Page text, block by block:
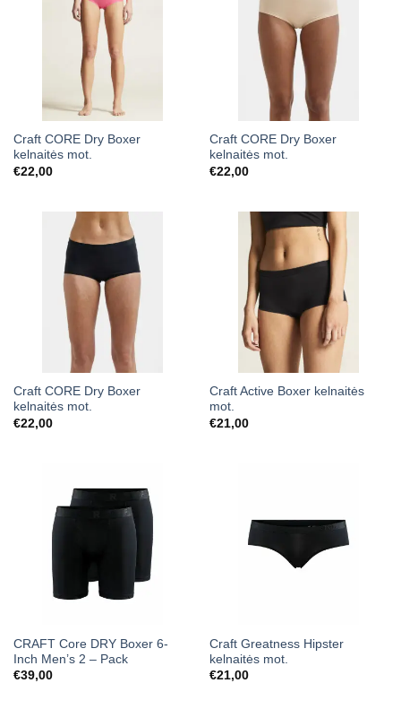
Craft CORE Dry Boxer
kelnaitės mot.
€22,00
Craft CORE Dry Boxer
kelnaitės mot.
€22,00
Craft CORE Dry Boxer
kelnaitės mot.
€22,00
Craft Active Boxer kelnaitės
mot.
€21,00
CRAFT Core DRY Boxer 6-
Inch Men’s 2 – Pack
€39,00
Craft Greatness Hipster
kelnaitės mot.
€21,00